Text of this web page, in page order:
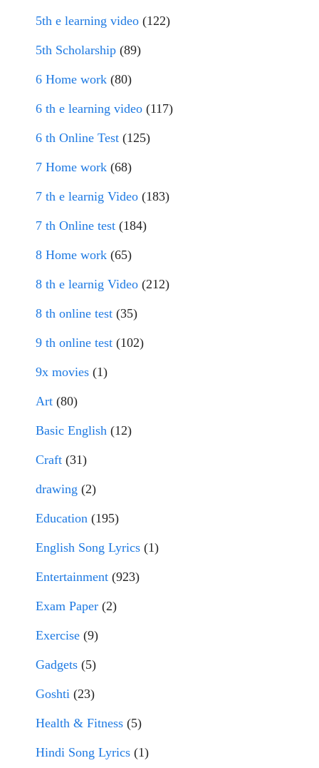
5th e learning video (122)
5th Scholarship (89)
6 Home work (80)
6 th e learning video (117)
6 th Online Test (125)
7 Home work (68)
7 th e learnig Video (183)
7 th Online test (184)
8 Home work (65)
8 th e learnig Video (212)
8 th online test (35)
9 th online test (102)
9x movies (1)
Art (80)
Basic English (12)
Craft (31)
drawing (2)
Education (195)
English Song Lyrics (1)
Entertainment (923)
Exam Paper (2)
Exercise (9)
Gadgets (5)
Goshti (23)
Health & Fitness (5)
Hindi Song Lyrics (1)